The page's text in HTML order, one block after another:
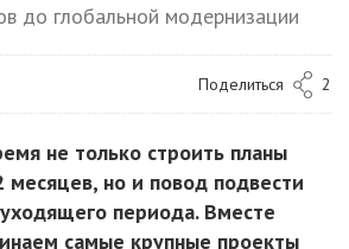
до глобальной модернизации
Поделиться 2
не только строить планы
но и повод подвести
периода. Вместе
самые крупные проекты